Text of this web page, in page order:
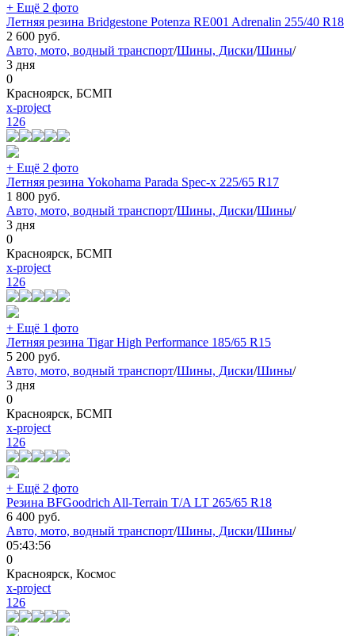
+ Ещё 2 фото
Летняя резина Bridgestone Potenza RE001 Adrenalin 255/40 R18
2 600 руб.
Авто, мото, водный транспорт/Шины, Диски/Шины/
3 дня
0
Красноярск, БСМП
x-project
126
+ Ещё 2 фото
Летняя резина Yokohama Parada Spec-x 225/65 R17
1 800 руб.
Авто, мото, водный транспорт/Шины, Диски/Шины/
3 дня
0
Красноярск, БСМП
x-project
126
+ Ещё 1 фото
Летняя резина Tigar High Performance 185/65 R15
5 200 руб.
Авто, мото, водный транспорт/Шины, Диски/Шины/
3 дня
0
Красноярск, БСМП
x-project
126
+ Ещё 2 фото
Резина BFGoodrich All-Terrain T/A LT 265/65 R18
6 400 руб.
Авто, мото, водный транспорт/Шины, Диски/Шины/
05:43:56
0
Красноярск, Космос
x-project
126